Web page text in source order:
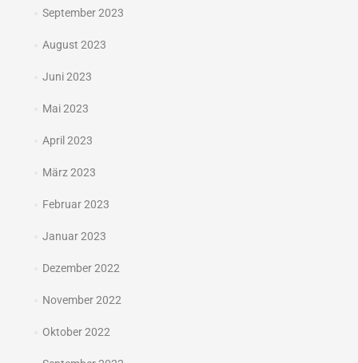
September 2023
August 2023
Juni 2023
Mai 2023
April 2023
März 2023
Februar 2023
Januar 2023
Dezember 2022
November 2022
Oktober 2022